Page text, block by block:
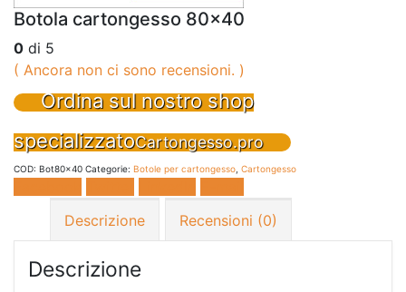
Botola cartongesso 80×40
0 di 5
( Ancora non ci sono recensioni. )
Ordina sul nostro shop
specializzatoCartongesso.pro
COD: Bot80x40 Categorie: Botole per cartongesso Cartongesso
Descrizione
Recensioni (0)
Descrizione